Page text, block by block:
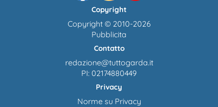
Copyright
Copyright © 2010-2026
Pubblicita
Contatto
redazione@tuttogarda.it
PI: 02174880449
Privacy
Norme su Privacy